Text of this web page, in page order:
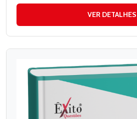
VER DETALHES